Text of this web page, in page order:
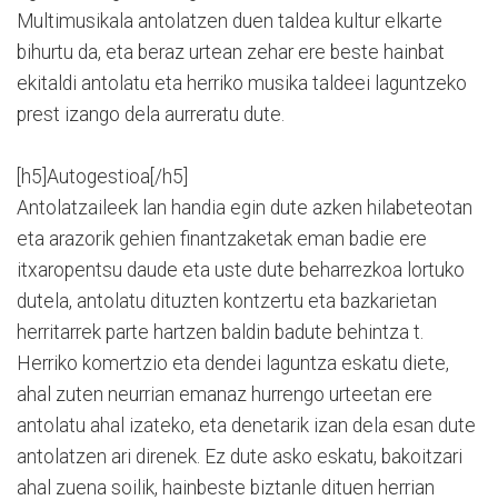
Multimusikala antolatzen duen taldea kultur elkarte
bihurtu da, eta beraz urtean zehar ere beste hainbat
ekitaldi antolatu eta herriko musika taldeei laguntzeko
prest izango dela aurreratu dute.
[h5]Autogestioa[/h5]
Antolatzaileek lan handia egin dute azken hilabeteotan
eta arazorik gehien finantzaketak eman badie ere
itxaropentsu daude eta uste dute beharrezkoa lortuko
dutela, antolatu dituzten kontzertu eta bazkarietan
herritarrek parte hartzen baldin badute behintza t.
Herriko komertzio eta dendei laguntza eskatu diete,
ahal zuten neurrian emanaz hurrengo urteetan ere
antolatu ahal izateko, eta denetarik izan dela esan dute
antolatzen ari direnek. Ez dute asko eskatu, bakoitzari
ahal zuena soilik, hainbeste biztanle dituen herrian